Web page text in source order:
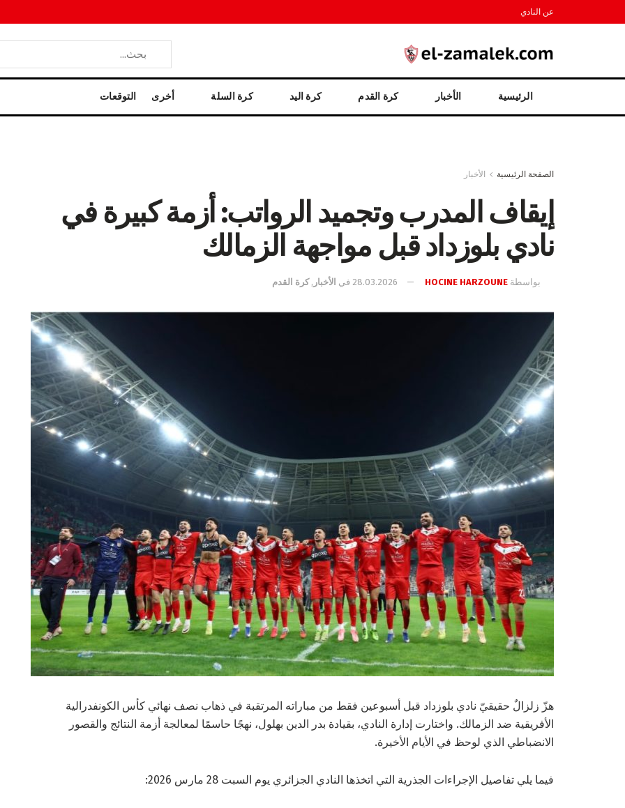
عن النادي
الرئيسية الأخبار كرة القدم كرة اليد كرة السلة أخرى التوقعات
الصفحة الرئيسية الأخبار
إيقاف المدرب وتجميد الرواتب: أزمة كبيرة في
نادي بلوزداد قبل مواجهة الزمالك
بواسطة HOCINE HARZOUNE
28.03.2026 في الأخبار ,كرة القدم
هزّ زلزالٌ حقيقيّ نادي بلوزداد قبل أسبوعين فقط من مباراته المرتقبة في ذهاب نصف نهائي كأس الكونفدرالية
الأفريقية ضد الزمالك. واختارت إدارة النادي، بقيادة بدر الدين بهلول، نهجًا حاسمًا لمعالجة أزمة النتائج والقصور
الانضباطي الذي لوحظ في الأيام الأخيرة.
فيما يلي تفاصيل الإجراءات الجذرية التي اتخذها النادي الجزائري يوم السبت 28 مارس 2026: